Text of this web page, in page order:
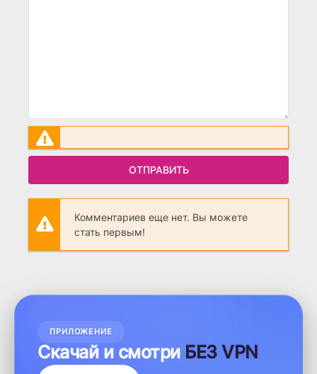
ОТПРАВИТЬ
Комментариев еще нет. Вы можете
стать первым!
ПРИЛОЖЕНИЕ
Скачай и смотри БЕЗ VPN